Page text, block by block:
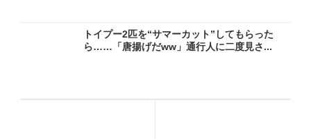
トイプー2匹を“サマーカット”してもらった
ら……「唐揚げだww」通行人に二度見さ...